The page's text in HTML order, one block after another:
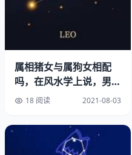
午马与子鼠相冲，因此最
午马与丑牛相害，因此也
配。
有时又讲午午自刑，故也应
生肖相冲合表示什么
1、相冲代表意见不合、容
属相猪女与属狗女相配
吗，在风水学上说，男属
猪，女属狗适合婚配吗？
18 阅读 2021-08-03